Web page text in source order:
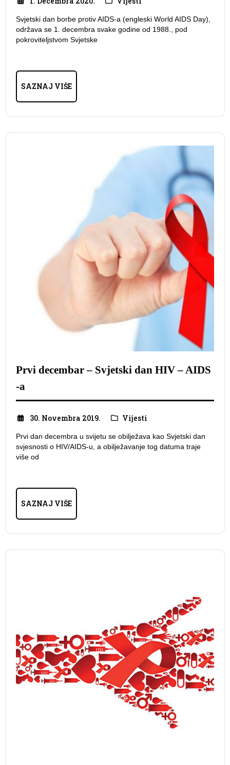
Svjetski dan borbe protiv AIDS-a (engleski World AIDS Day),
održava se 1. decembra svake godine od 1988., pod
pokroviteljstvom Svjetske
SAZNAJ VIŠE
Prvi decembar – Svjetski dan HIV – AIDS
-a
30. Novembra 2019. Vijesti
Prvi dan decembra u svijetu se obilježava kao Svjetski dan
svjesnosti o HIV/AIDS-u, a obilježavanje tog datuma traje
više od
SAZNAJ VIŠE